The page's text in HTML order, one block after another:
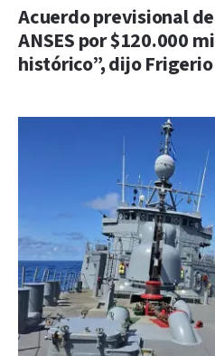
Acuerdo previsional
ANSES por $120.000
histórico”, dijo Frigerio